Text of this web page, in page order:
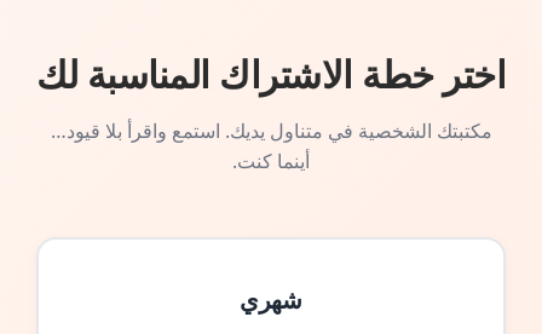
اختر خطة الاشتراك المناسبة لك
مكتبتك الشخصية في متناول يديك. استمع واقرأ بلا قيود…
أينما كنت.
شهري